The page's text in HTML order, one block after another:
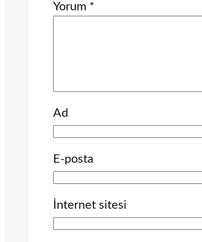
Yorum *
Ad
E-posta
İnternet sitesi